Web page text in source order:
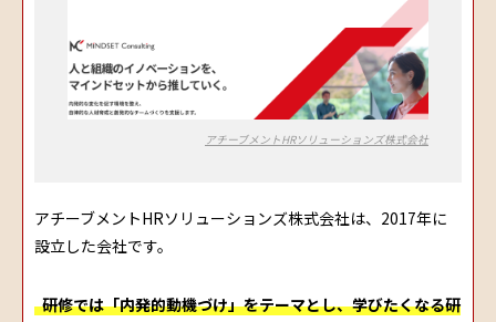
アチーブメントHRソリューションズ株式会社
アチーブメントHRソリューションズ株式会社は、2017年に
設立した会社です。
研修では「内発的動機づけ」をテーマとし、学びたくなる研